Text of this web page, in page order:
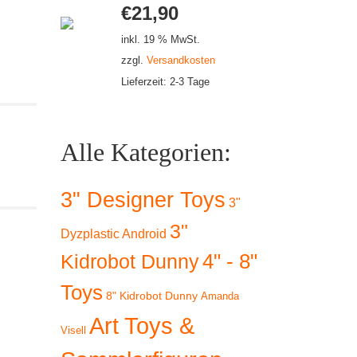
€21,90
inkl. 19 % MwSt.
zzgl. Versandkosten
Lieferzeit: 2-3 Tage
Alle Kategorien:
3" Designer Toys 3"
Dyzplastic Android 3"
Kidrobot Dunny4" - 8"
Toys 8" Kidrobot Dunny Amanda
Visell
Art Toys &